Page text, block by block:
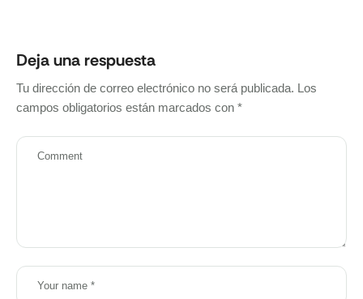
Deja una respuesta
Tu dirección de correo electrónico no será publicada. Los
campos obligatorios están marcados con *